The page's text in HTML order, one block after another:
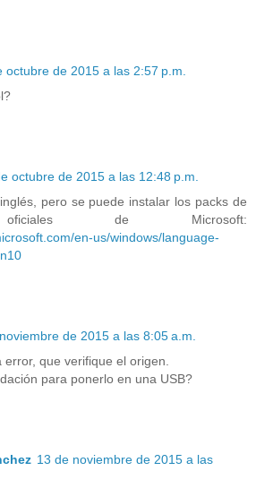
octubre de 2015 a las 2:57 p.m.
octubre de 2015 a las 12:48 p.m.
pero se puede instalar los packs de
de Microsoft:
en-us/windows/language-
de 2015 a las 8:05 a.m.
error, que verifique el origen.
para ponerlo en una USB?
13 de noviembre de 2015 a las